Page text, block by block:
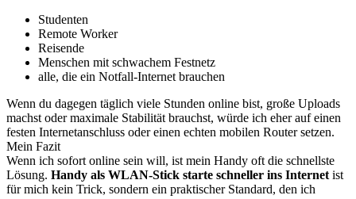
Studenten
Remote Worker
Reisende
Menschen mit schwachem Festnetz
alle, die ein Notfall-Internet brauchen
Wenn du dagegen täglich viele Stunden online bist, große Uploads
machst oder maximale Stabilität brauchst, würde ich eher auf einen
festen Internetanschluss oder einen echten mobilen Router setzen.
Mein Fazit
Wenn ich sofort online sein will, ist mein Handy oft die schnellste
Lösung. Handy als WLAN-Stick starte schneller ins Internet ist
für mich kein Trick, sondern ein praktischer Standard, den ich